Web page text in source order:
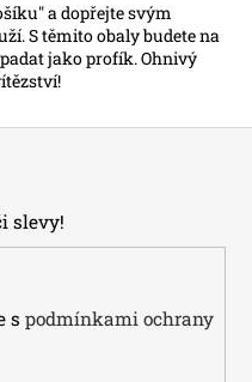
a dopřejte svým
S těmito obaly budete na
jako profík. Ohnivý
slevy!
s podmínkami ochrany